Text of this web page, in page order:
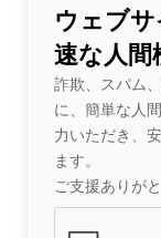
ウェブ
速な人間
詐欺、スパム
に、簡単な人
力いただき、
ます。
ご支援ありが